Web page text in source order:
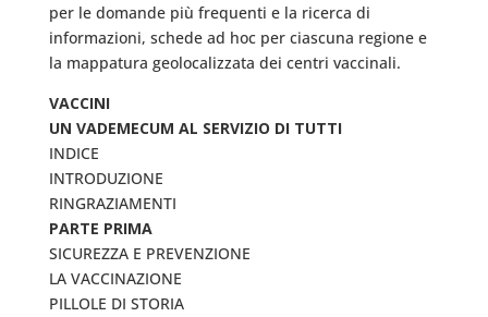
per le domande più frequenti e la ricerca di
informazioni, schede ad hoc per ciascuna regione e
la mappatura geolocalizzata dei centri vaccinali.
VACCINI
UN VADEMECUM AL SERVIZIO DI TUTTI
INDICE
INTRODUZIONE
RINGRAZIAMENTI
PARTE PRIMA
SICUREZZA E PREVENZIONE
LA VACCINAZIONE
PILLOLE DI STORIA